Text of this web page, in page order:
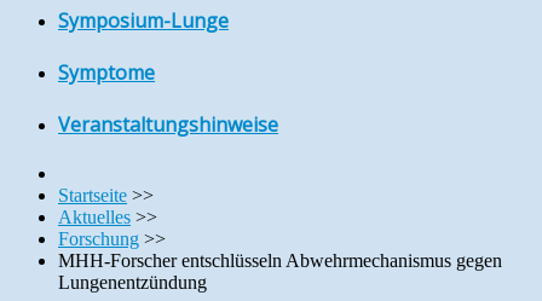
Symposium-Lunge
Symptome
Veranstaltungshinweise
Startseite >>
Aktuelles >>
Forschung >>
MHH-Forscher entschlüsseln Abwehrmechanismus gegen
Lungenentzündung